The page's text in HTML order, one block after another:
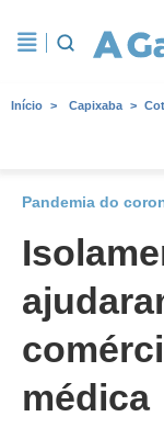
Início Capixaba
Pandemia do
médica